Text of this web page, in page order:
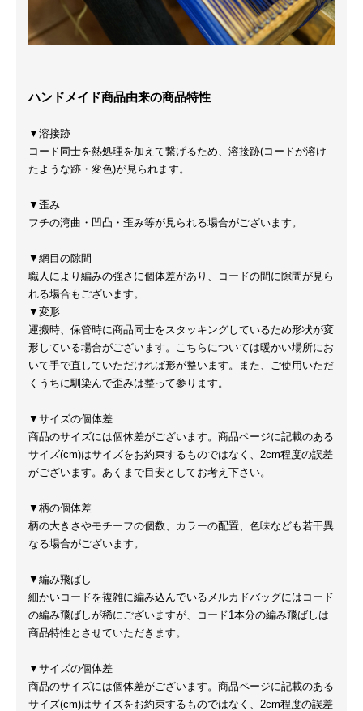
ハンドメイド商品由来の商品特性
▼溶接跡
コード同士を熱処理を加えて繋げるため、溶接跡(コードが溶け
たような跡・変色)が見られます。
▼歪み
フチの湾曲・凹凸・歪み等が見られる場合がございます。
▼網目の隙間
職人により編みの強さに個体差があり、コードの間に隙間が見ら
れる場合もございます。
▼変形
運搬時、保管時に商品同士をスタッキングしているため形状が変
形している場合がございます。こちらについては暖かい場所にお
いて手で直していただければ形が整います。また、ご使用いただ
くうちに馴染んで歪みは整って参ります。
▼サイズの個体差
商品のサイズには個体差がございます。商品ページに記載のある
サイズ(cm)はサイズをお約束するものではなく、2cm程度の誤差
がございます。あくまで目安としてお考え下さい。
▼柄の個体差
柄の大きさやモチーフの個数、カラーの配置、色味なども若干異
なる場合がございます。
▼編み飛ばし
細かいコードを複雑に編み込んでいるメルカドバッグにはコード
の編み飛ばしが稀にございますが、コード1本分の編み飛ばしは
商品特性とさせていただきます。
▼サイズの個体差
商品のサイズには個体差がございます。商品ページに記載のある
サイズ(cm)はサイズをお約束するものではなく、2cm程度の誤差